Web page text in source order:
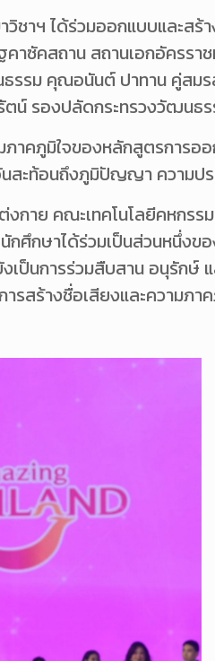
ชาฯ ได้ร่วมออกแบบและส
าซัคสถาน สถานเอกอัครร
รรม คุณอนันต์ ปาทาน คู่ส
น์ รองปลัดกระทรวงวัฒนธ
มภาคภูมิใจของหลักสูตรกา
นสะท้อนถึงภูมิปัญญา ความ
กาย คณะเทคโนโลยีคหกร
กศึกษาได้ร่วมเป็นส่วนหนึ่
เป็นการร่วมสืบสาน อนุรัก
ารสร้างชื่อเสียงและความภา